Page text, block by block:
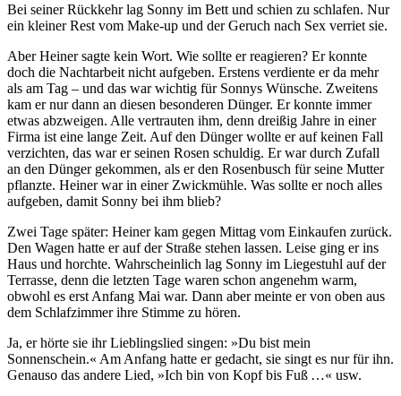
Bei seiner Rückkehr lag Sonny im Bett und schien zu schlafen. Nur
ein kleiner Rest vom Make-up und der Geruch nach Sex verriet sie.
Aber Heiner sagte kein Wort. Wie sollte er reagieren? Er konnte
doch die Nachtarbeit nicht aufgeben. Erstens verdiente er da mehr
als am Tag – und das war wichtig für Sonnys Wünsche. Zweitens
kam er nur dann an diesen besonderen Dünger. Er konnte immer
etwas abzweigen. Alle vertrauten ihm, denn dreißig Jahre in einer
Firma ist eine lange Zeit. Auf den Dünger wollte er auf keinen Fall
verzichten, das war er seinen Rosen schuldig. Er war durch Zufall
an den Dünger gekommen, als er den Rosenbusch für seine Mutter
pflanzte. Heiner war in einer Zwickmühle. Was sollte er noch alles
aufgeben, damit Sonny bei ihm blieb?
Zwei Tage später: Heiner kam gegen Mittag vom Einkaufen zurück.
Den Wagen hatte er auf der Straße stehen lassen. Leise ging er ins
Haus und horchte. Wahrscheinlich lag Sonny im Liegestuhl auf der
Terrasse, denn die letzten Tage waren schon angenehm warm,
obwohl es erst Anfang Mai war. Dann aber meinte er von oben aus
dem Schlafzimmer ihre Stimme zu hören.
Ja, er hörte sie ihr Lieblingslied singen: »Du bist mein
Sonnenschein.« Am Anfang hatte er gedacht, sie singt es nur für ihn.
Genauso das andere Lied, »Ich bin von Kopf bis Fuß …« usw.